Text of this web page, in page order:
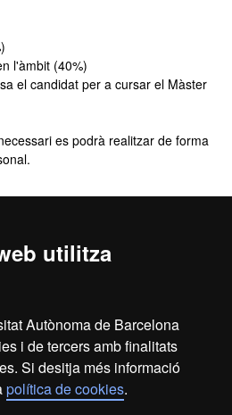
utilitza
Autònoma de Barcelona
i de tercers amb finalitats
Si desitja més informació
política de cookies.
l'àmbit (40%)
el candidat per a cursar el Màster
es podrà realitzar de forma
rebràs, de manera personalitzada, a
que indiquis quan facis la inscripció.
com has de procedir per
brossadel teu correu electrònic. De
entrar com a correu brossa.